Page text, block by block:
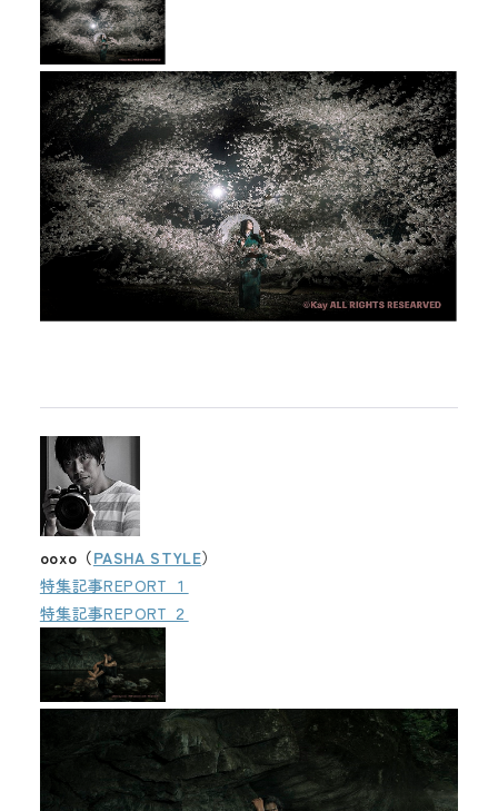
ooxo（PASHA STYLE）
特集記事REPORT １
特集記事REPORT ２